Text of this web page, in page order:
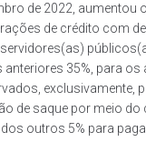
de 2022, aumentou
de crédito com
35%, para os
exclusivamente,
de saque por meio do
outros 5% para